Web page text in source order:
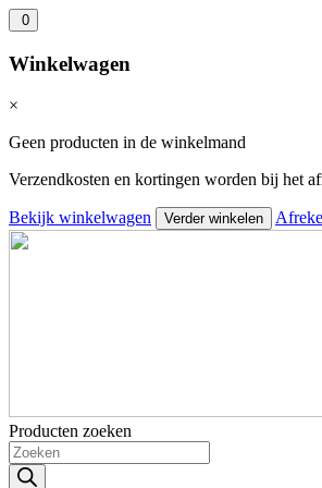
0
Winkelwagen
×
Geen producten in de winkelmand
Verzendkosten en kortingen worden bij het
Bekijk winkelwagen Verder winkelen
Producten zoeken